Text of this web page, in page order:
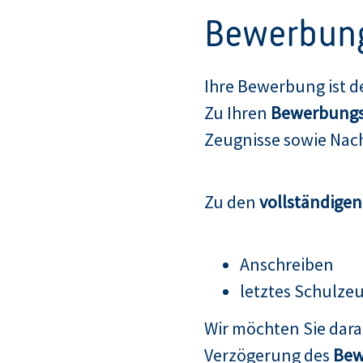
Ihre Bewerbung ist
Zu Ihren
Zeugnisse sowie
Zu den
Anschreiben
letztes
Wir möchten Sie
Verzögerung des